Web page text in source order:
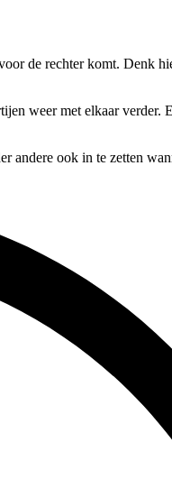
de rechter komt. Denk
weer met elkaar verder.
andere ook in te zetten